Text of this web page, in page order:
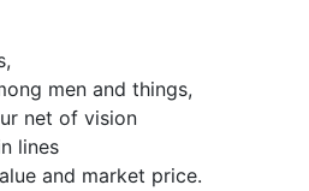
men and things,
net of vision
lines
and market price.